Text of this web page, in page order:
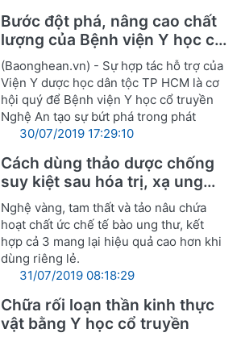
Bước đột phá, nâng cao chất
lượng của Bệnh viện Y học cổ
truyền Nghệ An
(Baonghean.vn) - Sự hợp tác hỗ trợ của
Viện Y dược học dân tộc TP HCM là cơ
hội quý để Bệnh viện Y học cổ truyền
Nghệ An tạo sự bứt phá trong phát
30/07/2019 17:29:10
Cách dùng thảo dược chống
suy kiệt sau hóa trị, xạ ung
thư
Nghệ vàng, tam thất và tảo nâu chứa
hoạt chất ức chế tế bào ung thư, kết
hợp cả 3 mang lại hiệu quả cao hơn khi
dùng riêng lẻ.
31/07/2019 08:18:29
Chữa rối loạn thần kinh thực
vật bằng Y học cổ truyền